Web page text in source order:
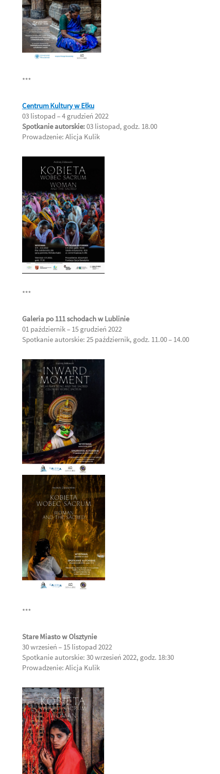
***
Centrum Kulturyw Ełku
03 listopad – 4 grudzień 2022
Spotkanie autorskie:03 listopad, godz. 18.00
Prowadzenie: Alicja Kulik
***
Galeria po 111 schodach w Lublinie
01 październik – 15 grudzień 2022
Spotkanie autorskie: 25 październik, godz. 11.00 – 14.00
***
Stare Miasto w Olsztynie
30 wrzesień – 15 listopad 2022
Spotkanie autorskie: 30 wrzesień 2022, godz. 18:30
Prowadzenie: Alicja Kulik